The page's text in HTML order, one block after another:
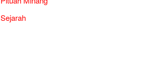
Sejarah